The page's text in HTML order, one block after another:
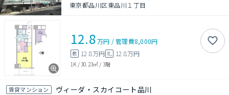
東京都品川区東品川１丁目
12.8万円 /管理費8,000円
敷 12.8万円 礼 12.8万円
1K /30.23㎡ / 3階
賃貸マンション ヴィーダ・スカイコート品川